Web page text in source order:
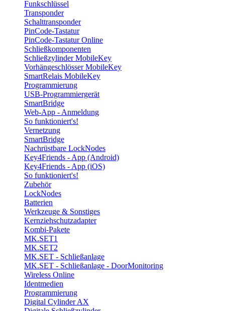
Funkschlüssel
Transponder
Schalttransponder
PinCode-Tastatur
PinCode-Tastatur Online
Schließkomponenten
Schließzylinder MobileKey
Vorhängeschlösser MobileKey
SmartRelais MobileKey
Programmierung
USB-Programmiergerät
SmartBridge
Web-App - Anmeldung
So funktioniert's!
Vernetzung
SmartBridge
Nachrüstbare LockNodes
Key4Friends - App (Android)
Key4Friends - App (iOS)
So funktioniert's!
Zubehör
LockNodes
Batterien
Werkzeuge & Sonstiges
Kernziehschutzadapter
Kombi-Pakete
MK.SET1
MK.SET2
MK.SET - Schließanlage
MK.SET - Schließanlage - DoorMonitoring
Wireless Online
Identmedien
Programmierung
Digital Cylinder AX